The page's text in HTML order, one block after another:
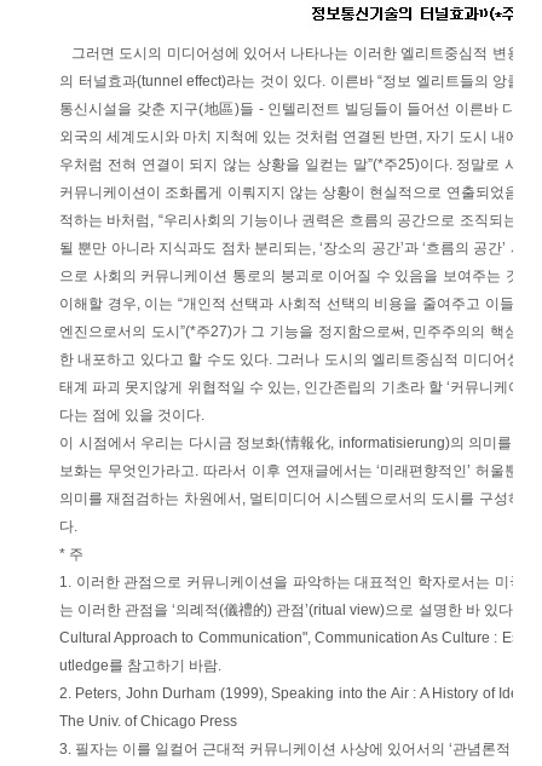
그러면 도시의 미디어성에 있어서 나타나는 이러한 엘리트중심적 변용
의 터널효과(tunnel effect)라는 것이 있다. 이른바 “정보 엘리트들의 앙클
통신시설을 갖춘 지구(地區)들 - 인텔리전트 빌딩들이 들어선 이른바 디지
외국의 세계도시와 마치 지척에 있는 것처럼 연결된 반면, 자기 도시 내에
우처럼 전혀 연결이 되지 않는 상황을 일컫는 말”(*주25)이다. 정말로 사
커뮤니케이션이 조화롭게 이뤄지지 않는 상황이 현실적으로 연출되었음을
적하는 바처럼, “우리사회의 기능이나 권력은 흐름의 공간으로 조직되는
될 뿐만 아니라 지식과도 점차 분리되는, ‘장소의 공간’과 ‘흐름의 공간’ 사
으로 사회의 커뮤니케이션 통로의 붕괴로 이어질 수 있음을 보여주는 것
이해할 경우, 이는 “개인적 선택과 사회적 선택의 비용을 줄여주고 이들의
엔진으로서의 도시”(*주27)가 그 기능을 정지함으로써, 민주주의의 핵심
한 내포하고 있다고 할 수도 있다. 그러나 도시의 엘리트중심적 미디어성
태계 파괴 못지않게 위협적일 수 있는, 인간존립의 기초라 할 ‘커뮤니케이
다는 점에 있을 것이다.
이 시점에서 우리는 다시금 정보화(情報化, informatisierung)의 의미를 곱
보화는 무엇인가라고. 따라서 이후 연재글에서는 ‘미래편향적인’ 허울뿐인
의미를 재점검하는 차원에서, 멀티미디어 시스템으로서의 도시를 구성하
다.
* 주
1. 이러한 관점으로 커뮤니케이션을 파악하는 대표적인 학자로서는 미국
는 이러한 관점을 ‘의례적(儀禮的) 관점’(ritual view)으로 설명한 바 있다.
Cultural Approach to Communication", Communication As Culture :
utledge를 참고하기 바람.
2. Peters, John Durham (1999), Speaking into the Air : A History of Idea
The Univ. of Chicago Press
3. 필자는 이를 일컬어 근대적 커뮤니케이션 사상에 있어서의 ‘관념론적 계